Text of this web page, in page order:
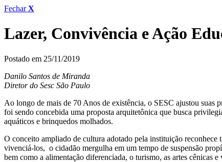
FecharX
Lazer, Convivência e Ação
Postado em 25/11/2019
Danilo Santos de Miranda
Diretor do Sesc São Paulo
Ao longo de mais de 70 Anos de existência, o SESC ajustou suas
foi sendo concebida uma proposta arquitetônica que busca
aquáticos e brinquedos molhados.
O conceito ampliado de cultura adotado pela instituição
vivenciá-los, o cidadão mergulha em um tempo de suspensão
bem como a alimentação diferenciada, o turismo, as artes cênicas